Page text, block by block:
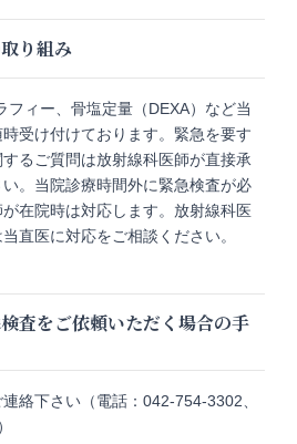
り組み
フィー、骨塩定量（DEXA）など当
受け付けております。緊急を要す
るご質問は放射線科医師が直接承
。当院診療時間外に緊急検査が必
在院時は対応します。放射線科医
直医に対応をご相談ください。
査をご依頼いただく場合の手
絡下さい（電話：042-754-3302、